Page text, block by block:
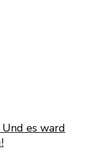
es ward